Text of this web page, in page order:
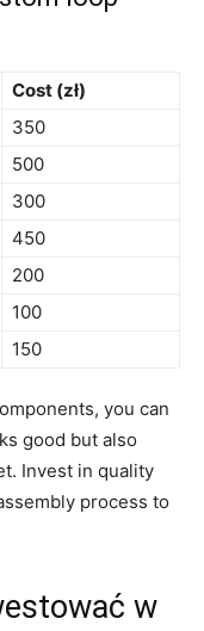
Cost (zł)
350
500
300
450
200
100
150
you can
⁤good ⁣but also
Invest in quality
process to
⁢w